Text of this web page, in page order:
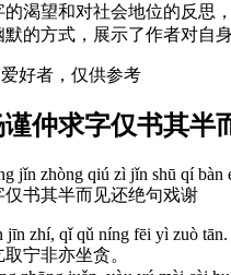
渴望和对社会地位的反思
的方式，展示了作者对自
好者，仅供参考
谨仲求字仅书其
jǐn zhòng qiú zì jǐn shū qí bàn
仅书其半而见还绝句戏谢
jīn zhí, qǐ qǔ níng fēi yì zuò tān.
宁非亦坐贪。